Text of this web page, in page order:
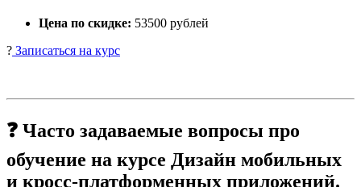
Цена по скидке: 53500 рублей
? Записаться на курс
❓ Часто задаваемые вопросы про
обучение на курсе Дизайн мобильных
и кросс-платформенных приложений.